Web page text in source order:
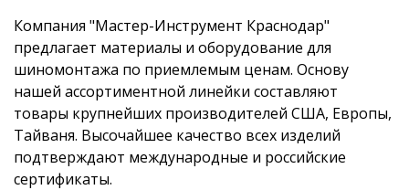
Компания "Мастер-Инструмент Краснодар"
предлагает материалы и оборудование для
шиномонтажа по приемлемым ценам. Основу
нашей ассортиментной линейки составляют
товары крупнейших производителей США, Европы,
Тайваня. Высочайшее качество всех изделий
подтверждают международные и российские
сертификаты.